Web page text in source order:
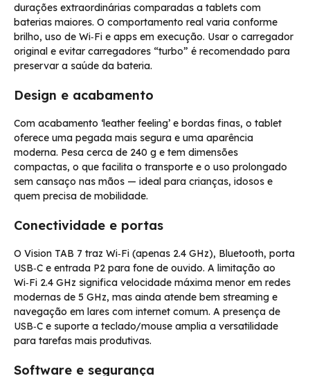
durações extraordinárias comparadas a tablets com
baterias maiores. O comportamento real varia conforme
brilho, uso de Wi‑Fi e apps em execução. Usar o carregador
original e evitar carregadores “turbo” é recomendado para
preservar a saúde da bateria.
Design e acabamento
Com acabamento ‘leather feeling’ e bordas finas, o tablet
oferece uma pegada mais segura e uma aparência
moderna. Pesa cerca de 240 g e tem dimensões
compactas, o que facilita o transporte e o uso prolongado
sem cansaço nas mãos — ideal para crianças, idosos e
quem precisa de mobilidade.
Conectividade e portas
O Vision TAB 7 traz Wi‑Fi (apenas 2.4 GHz), Bluetooth, porta
USB‑C e entrada P2 para fone de ouvido. A limitação ao
Wi‑Fi 2.4 GHz significa velocidade máxima menor em redes
modernas de 5 GHz, mas ainda atende bem streaming e
navegação em lares com internet comum. A presença de
USB‑C e suporte a teclado/mouse amplia a versatilidade
para tarefas mais produtivas.
Software e segurança